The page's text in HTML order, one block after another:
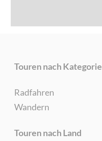
Touren nach Kategorie
Radfahren
Wandern
Touren nach Land